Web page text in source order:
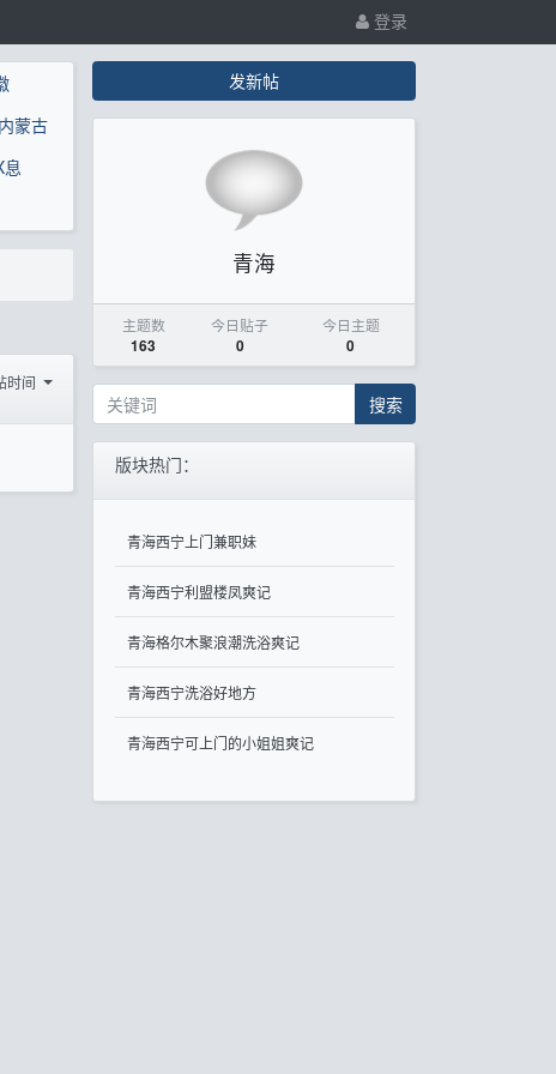
登录
内蒙古
时间
发新帖
青海
主题数
163
今日贴子
0
今日主题
0
搜索
版块热门：
青海西宁上门兼职妹
青海西宁利盟楼凤爽记
青海格尔木聚浪潮洗浴爽记
青海西宁洗浴好地方
青海西宁可上门的小姐姐爽记